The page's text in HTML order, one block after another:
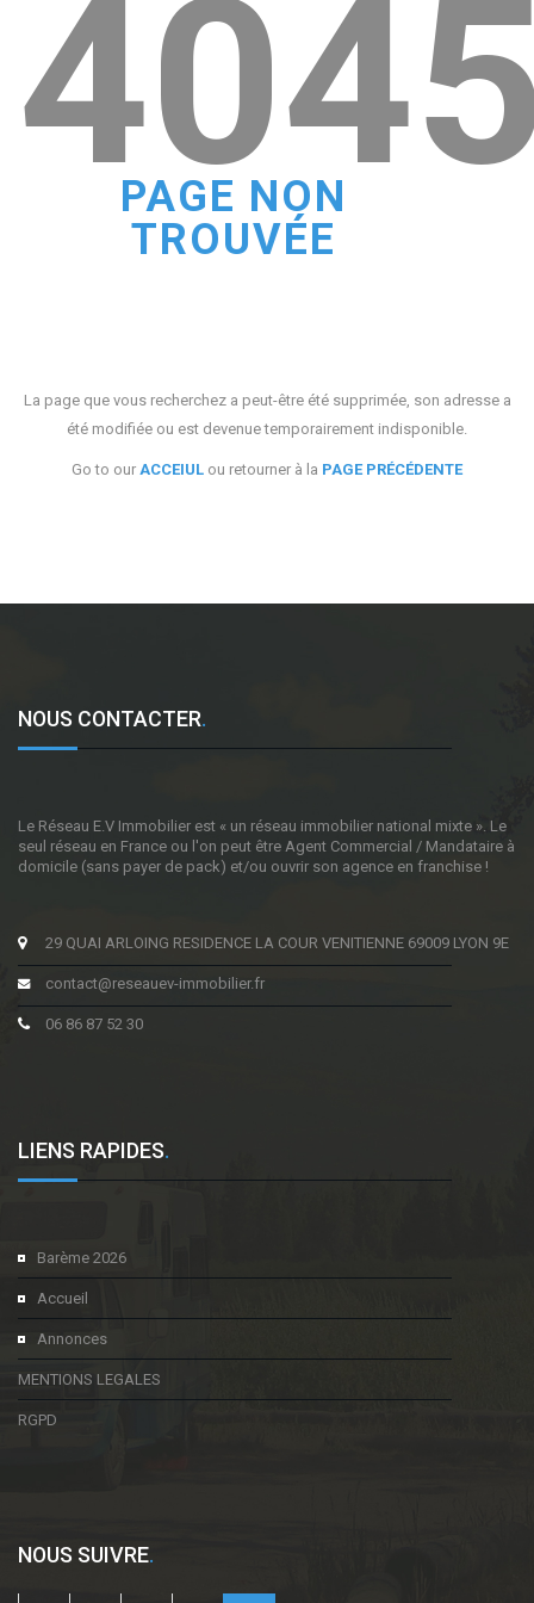
PAGE NON
TROUVÉE
La page que vous recherchez a peut-être été supprimée, son adresse a
été modifiée ou est devenue temporairement indisponible.
Go to our ACCEIUL ou retourner à la PAGE PRÉCÉDENTE
NOUS CONTACTER.
Le Réseau E.V Immobilier est « un réseau immobilier national mixte ». Le
seul réseau en France ou l'on peut être Agent Commercial / Mandataire à
domicile (sans payer de pack) et/ou ouvrir son agence en franchise !
29 QUAI ARLOING RESIDENCE LA COUR VENITIENNE 69009 LYON 9E
contact@reseauev-immobilier.fr
06 86 87 52 30
LIENS RAPIDES.
Barème 2026
Accueil
Annonces
MENTIONS LEGALES
RGPD
NOUS SUIVRE.